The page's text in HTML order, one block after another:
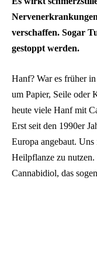
verschaffen. Sogar
gestoppt werden.
Hanf? War es früher
um Papier, Seile oder
heute viele Hanf mit
Erst seit den 1990er
Europa angebaut.
Heilpflanze zu
Cannabidiol, das